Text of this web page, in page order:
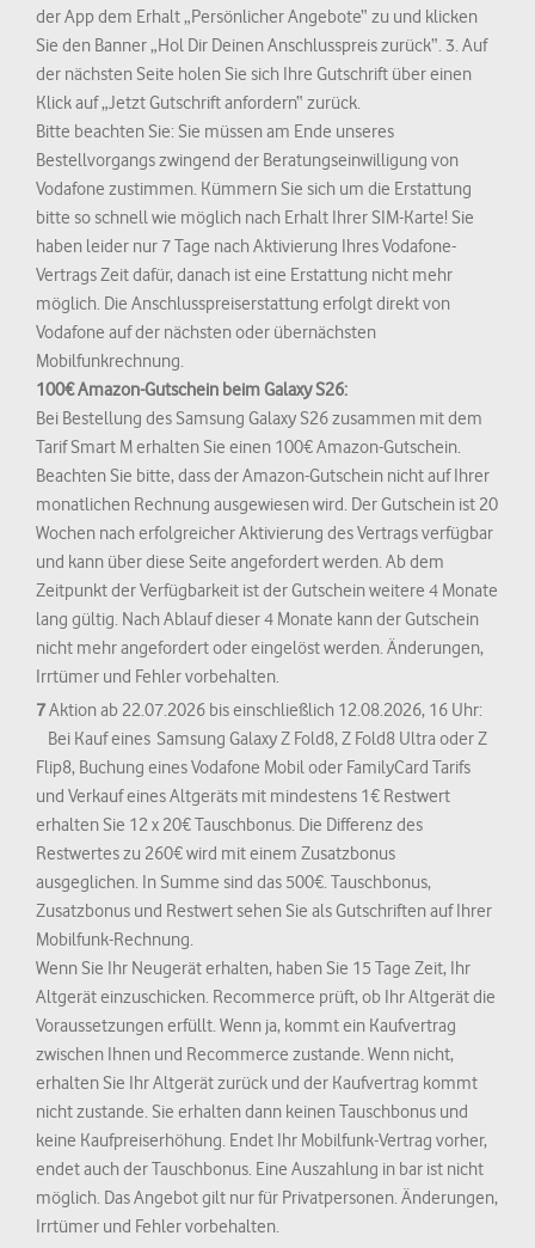
der App dem Erhalt „Persönlicher Angebote“ zu und klicken
Sie den Banner „Hol Dir Deinen Anschlusspreis zurück“. 3. Auf
der nächsten Seite holen Sie sich Ihre Gutschrift über einen
Klick auf „Jetzt Gutschrift anfordern“ zurück.
Bitte beachten Sie: Sie müssen am Ende unseres
Bestellvorgangs zwingend der Beratungseinwilligung von
Vodafone zustimmen. Kümmern Sie sich um die Erstattung
bitte so schnell wie möglich nach Erhalt Ihrer SIM-Karte! Sie
haben leider nur 7 Tage nach Aktivierung Ihres Vodafone-
Vertrags Zeit dafür, danach ist eine Erstattung nicht mehr
möglich. Die Anschlusspreiserstattung erfolgt direkt von
Vodafone auf der nächsten oder übernächsten
Mobilfunkrechnung.
100€ Amazon-Gutschein beim Galaxy S26:
Bei Bestellung des Samsung Galaxy S26 zusammen mit dem
Tarif Smart M erhalten Sie einen 100€ Amazon-Gutschein.
Beachten Sie bitte, dass der Amazon-Gutschein nicht auf Ihrer
monatlichen Rechnung ausgewiesen wird. Der Gutschein ist 20
Wochen nach erfolgreicher Aktivierung des Vertrags verfügbar
und kann über diese Seite angefordert werden. Ab dem
Zeitpunkt der Verfügbarkeit ist der Gutschein weitere 4 Monate
lang gültig. Nach Ablauf dieser 4 Monate kann der Gutschein
nicht mehr angefordert oder eingelöst werden. Änderungen,
Irrtümer und Fehler vorbehalten.
7Aktion ab 22.07.2026 bis einschließlich 12.08.2026, 16 Uhr:
Bei Kauf eines Samsung Galaxy Z Fold8, Z Fold8 Ultra oder Z
Flip8, Buchung eines Vodafone Mobil oder FamilyCard Tarifs
und Verkauf eines Altgeräts mit mindestens 1€ Restwert
erhalten Sie 12 x 20€ Tauschbonus. Die Differenz des
Restwertes zu 260€ wird mit einem Zusatzbonus
ausgeglichen. In Summe sind das 500€. Tauschbonus,
Zusatzbonus und Restwert sehen Sie als Gutschriften auf Ihrer
Mobilfunk-Rechnung.
Wenn Sie Ihr Neugerät erhalten, haben Sie 15 Tage Zeit, Ihr
Altgerät einzuschicken. Recommerce prüft, ob Ihr Altgerät die
Voraussetzungen erfüllt. Wenn ja, kommt ein Kaufvertrag
zwischen Ihnen und Recommerce zustande. Wenn nicht,
erhalten Sie Ihr Altgerät zurück und der Kaufvertrag kommt
nicht zustande. Sie erhalten dann keinen Tauschbonus und
keine Kaufpreiserhöhung. Endet Ihr Mobilfunk-Vertrag vorher,
endet auch der Tauschbonus. Eine Auszahlung in bar ist nicht
möglich. Das Angebot gilt nur für Privatpersonen. Änderungen,
Irrtümer und Fehler vorbehalten.